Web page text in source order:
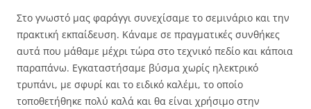
Στο γνωστό μας φαράγγι συνεχίσαμε το σεμινάριο και την
πρακτική εκπαίδευση. Κάναμε σε πραγματικές συνθήκες
αυτά που μάθαμε μέχρι τώρα στο τεχνικό πεδίο και κάποια
παραπάνω. Εγκαταστήσαμε βύσμα χωρίς ηλεκτρικό
τρυπάνι, με σφυρί και το ειδικό καλέμι, το οποίο
τοποθετήθηκε πολύ καλά και θα είναι χρήσιμο στην